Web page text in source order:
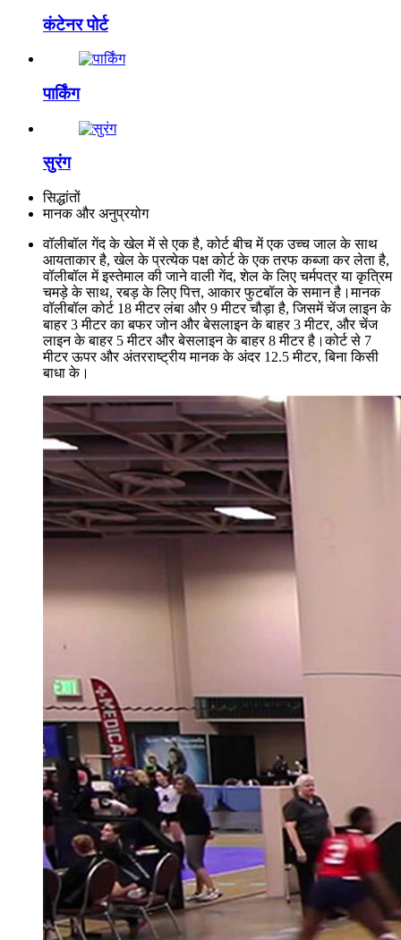
कंटेनर पोर्ट
पार्किंग
सुरंग
सिद्धांतों
मानक और अनुप्रयोग
वॉलीबॉल गेंद के खेल में से एक है, कोर्ट बीच में एक उच्च जाल के साथ
आयताकार है, खेल के प्रत्येक पक्ष कोर्ट के एक तरफ कब्जा कर लेता है,
वॉलीबॉल में इस्तेमाल की जाने वाली गेंद, शेल के लिए चर्मपत्र या कृत्रिम
चमड़े के साथ, रबड़ के लिए पित्त, आकार फुटबॉल के समान है।मानक
वॉलीबॉल कोर्ट 18 मीटर लंबा और 9 मीटर चौड़ा है, जिसमें चेंज लाइन के
बाहर 3 मीटर का बफर जोन और बेसलाइन के बाहर 3 मीटर, और चेंज
लाइन के बाहर 5 मीटर और बेसलाइन के बाहर 8 मीटर है।कोर्ट से 7
मीटर ऊपर और अंतरराष्ट्रीय मानक के अंदर 12.5 मीटर, बिना किसी
बाधा के।